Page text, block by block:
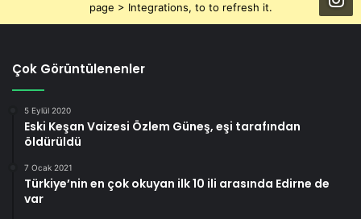
page > Integrations, to to refresh it.
Çok Görüntülenenler
5 Eylül 2020
Eski Keşan Vaizesi Özlem Güneş, eşi tarafından
öldürüldü
7 Ocak 2021
Türkiye’nin en çok okuyan ilk 10 ili arasında Edirne de
var